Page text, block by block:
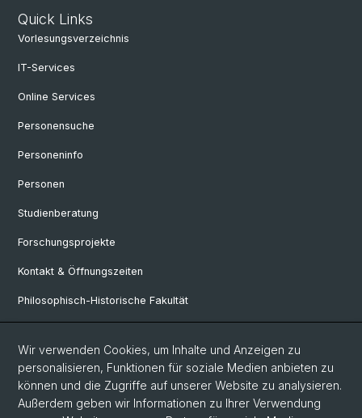
Quick Links
Vorlesungsverzeichnis
IT-Services
Online Services
Personensuche
Personeninfo
Personen
Studienberatung
Forschungsprojekte
Kontakt & Öffnungszeiten
Philosophisch-Historische Fakultät
Social Media
Instagram
Wir verwenden Cookies, um Inhalte und Anzeigen zu
personalisieren, Funktionen für soziale Medien anbieten zu
können und die Zugriffe auf unserer Website zu analysieren.
Außerdem geben wir Informationen zu Ihrer Verwendung